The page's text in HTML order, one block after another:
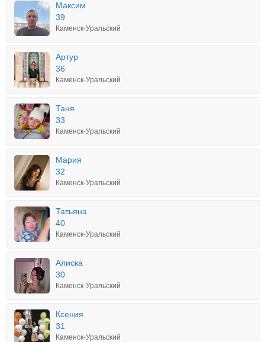
Максим
39
Каменск-Уральский
Артур
36
Каменск-Уральский
Таня
33
Каменск-Уральский
Мария
32
Каменск-Уральский
Татьяна
40
Каменск-Уральский
Алиска
30
Каменск-Уральский
Ксения
31
Каменск-Уральский